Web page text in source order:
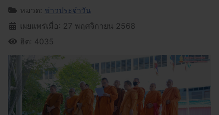
หมวด: ข่าวประจำวัน
เผยแพร่เมื่อ: 27 พฤศจิกายน 2568
ฮิต: 4035